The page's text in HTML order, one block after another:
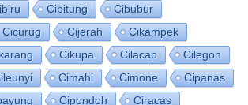
Cibitung
Cibubur
Cicurug Cijerah
Cikampek
Cikupa Cilacap
Cilegon
Cimahi Cimone
Cipanas
Cipondoh
Ciracas